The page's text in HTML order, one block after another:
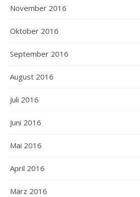
November 2016
Oktober 2016
September 2016
August 2016
Juli 2016
Juni 2016
Mai 2016
April 2016
März 2016